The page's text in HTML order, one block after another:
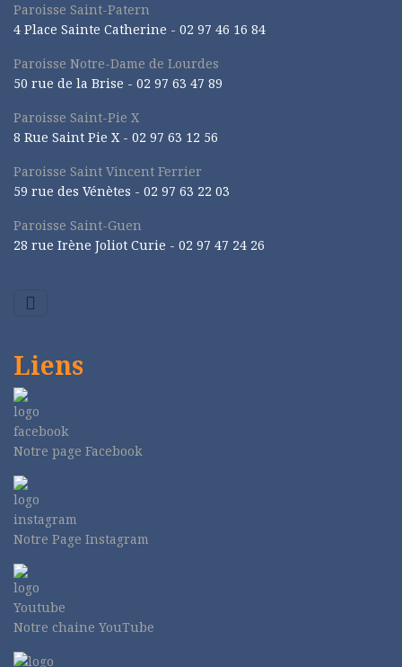
Paroisse Saint-Patern
4 Place Sainte Catherine - 02 97 46 16 84
Paroisse Notre-Dame de Lourdes
50 rue de la Brise - 02 97 63 47 89
Paroisse Saint-Pie X
8 Rue Saint Pie X - 02 97 63 12 56
Paroisse Saint Vincent Ferrier
59 rue des Vénètes - 02 97 63 22 03
Paroisse Saint-Guen
28 rue Irène Joliot Curie - 02 97 47 24 26
Liens
Notre page Facebook
Notre Page Instagram
Notre chaine YouTube